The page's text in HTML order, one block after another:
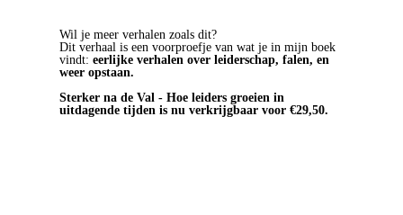
Wil je meer verhalen zoals dit?
Dit verhaal is een voorproefje van wat je in mijn boek
vindt: eerlijke verhalen over leiderschap, falen, en
weer opstaan.
Sterker na de Val - Hoe leiders groeien in
uitdagende tijden is nu verkrijgbaar voor €29,50.